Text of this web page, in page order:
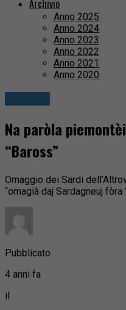
Archivio
Anno 2025
Anno 2024
Anno 2023
Anno 2022
Anno 2021
Anno 2020
Na paròla
“Baross”
Omaggio dei Sardi
“omagià daj Sardagneuj fòra
Pubblicato
4 anni fa
il